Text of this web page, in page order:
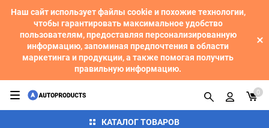
Наш сайт использует файлы cookie и похожие технологии,
чтобы гарантировать максимальное удобство
пользователям, предоставляя персонализированную
информацию, запоминая предпочтения в области
маркетинга и продукции, а также помогая получить
правильную информацию.
КАТАЛОГ ТОВАРОВ
0